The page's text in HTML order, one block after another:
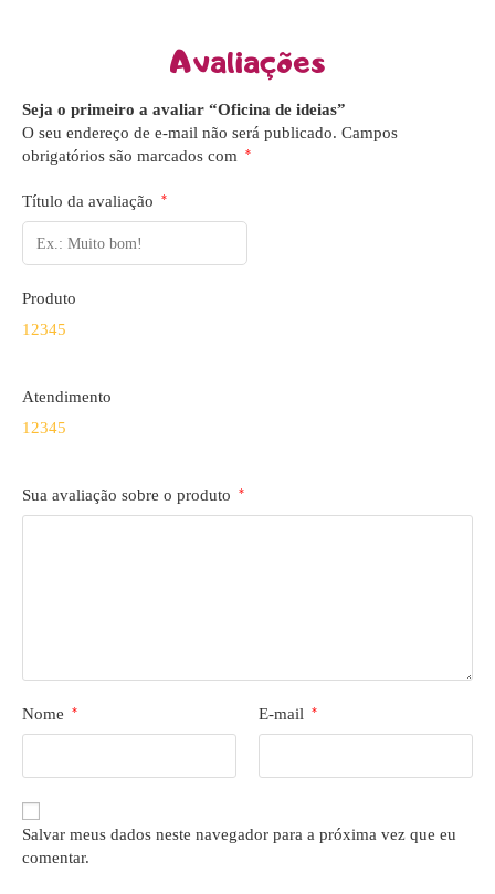
Avaliações
Seja o primeiro a avaliar “Oficina de ideias”
O seu endereço de e-mail não será publicado. Campos
obrigatórios são marcados com
*
Título da avaliação *
Produto
12345
Atendimento
12345
Sua avaliação sobre o produto *
Nome * E-mail *
Salvar meus dados neste navegador para a próxima vez que eu
comentar.